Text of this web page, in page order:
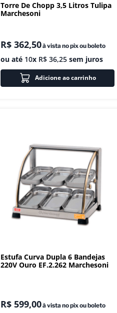
Torre De Chopp 3,5 Litros Tulipa
Marchesoni
R$ 362,50à vista no pix ou boleto
ou até 10x R$ 36,25 sem juros
Adicione ao carrinho
Estufa Curva Dupla 6 Bandejas
220V Ouro EF.2.262 Marchesoni
R$ 599,00à vista no pix ou boleto